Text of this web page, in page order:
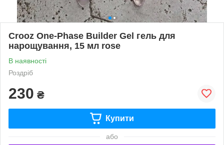
Crooz One-Phase Builder Gel гель для
нарощування, 15 мл rose
В наявності
Роздріб
230 ₴
Купити
або